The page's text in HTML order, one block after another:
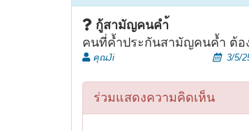
กู้สามัญคนคำ้
คนที่ค้ำประกันสามัญคนค้ำ ต้อ
คุณJi 3/5/
ร่วมแสดงความคิดเห็น